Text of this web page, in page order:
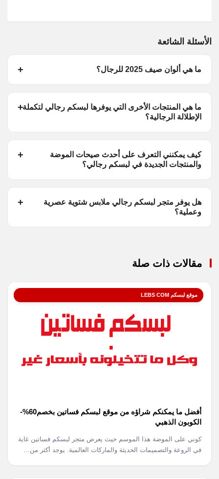
الأسئلة الشائعة
ما هي ألوان صيف 2025 للرجال؟
ما هي المنتجات الأخرى التي يوفرها لبسكم رجالي لتكملة
الإطلالة الرجالية؟
كيف يمكنني التعرف على أحدث صيحات الموضة
والمنتجات الجديدة في لبسكم رجالي؟
هل يوفر متجر لبسكم رجالي ملابس شتوية عصرية
وعملية؟
مقالات ذات صلة
موقع لبسكم LEBS COM
أفضل ما يمكنكم شراؤه من موقع لبسكم فساتين بخصم60%-
الكوبون الذهبي
كوني على الموضة هذا الموسم حيث يعرض متجر لبسكم فساتين غاية
في الروعة والتصميمات الحديثة والماركات العالمية. يوجد أكثر من...